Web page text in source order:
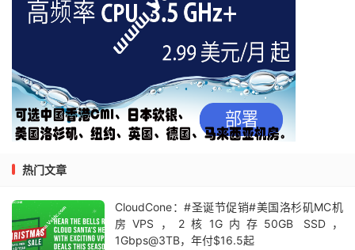
热门文章
CloudCone：#圣诞节促销#美国洛杉矶MC机
房VPS，2核1G内存50GB SSD，
1Gbps@3TB，年付$16.5起